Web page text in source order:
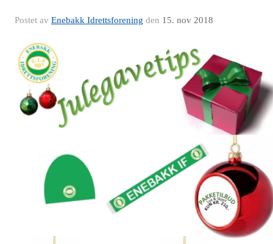
Postet av Enebakk Idrettsforening den 15. nov 2018